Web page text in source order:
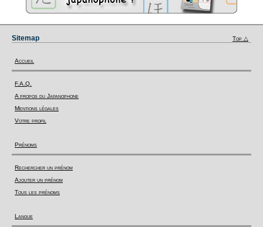
Sitemap Top △
Accueil
F.A.Q.
A propos du Japanophone
Mentions légales
Votre profil
Prénoms
Rechercher un prénom
Ajouter un prénom
Tous les prénoms
Langue